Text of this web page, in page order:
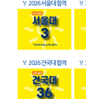
🏅 2026 서울대 합격 🏅
🏅 2026 건국대 합격 🏅